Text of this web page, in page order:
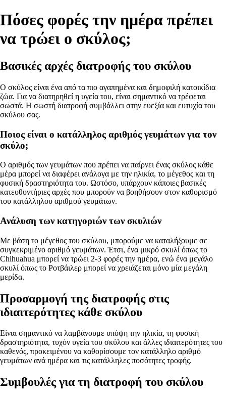
Πόσες φορές την ημέρα πρέπει
να τρώει ο σκύλος;
Βασικές αρχές διατροφής του σκύλου
Ο σκύλος είναι ένα από τα πιο αγαπημένα και δημοφιλή κατοικίδια
ζώα. Για να διατηρηθεί η υγεία του, είναι σημαντικό να τρέφεται
σωστά. Η σωστή διατροφή συμβάλλει στην ευεξία και ευτυχία του
σκύλου σας.
Ποιος είναι ο κατάλληλος αριθμός γευμάτων για τον
σκύλο;
Ο αριθμός των γευμάτων που πρέπει να παίρνει ένας σκύλος κάθε
μέρα μπορεί να διαφέρει ανάλογα με την ηλικία, το μέγεθος και τη
φυσική δραστηριότητα του. Ωστόσο, υπάρχουν κάποιες βασικές
κατευθυντήριες αρχές που μπορούν να βοηθήσουν στον καθορισμό
του κατάλληλου αριθμού γευμάτων.
Ανάλυση των κατηγοριών των σκυλιών
Με βάση το μέγεθος του σκύλου, μπορούμε να καταλήξουμε σε
συγκεκριμένο αριθμό γευμάτων. Έτσι, ένα μικρό σκυλί όπως το
Chihuahua μπορεί να τρώει 2-3 φορές την ημέρα, ενώ ένα μεγάλο
σκυλί όπως το Ροτβάιλερ μπορεί να χρειάζεται μόνο μία μεγάλη
μερίδα.
Προσαρμογή της διατροφής στις
ιδιαιτερότητες κάθε σκύλου
Είναι σημαντικό να λαμβάνουμε υπόψη την ηλικία, τη φυσική
δραστηριότητα, τυχόν υγεία του σκύλου και άλλες ιδιαιτερότητες του
καθενός, προκειμένου να καθορίσουμε τον κατάλληλο αριθμό
γευμάτων ανά ημέρα και τις κατάλληλες ποσότητες τροφής.
Συμβουλές για τη διατροφή του σκύλου